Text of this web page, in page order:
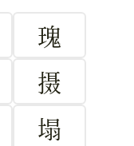
瑰
摄
塌